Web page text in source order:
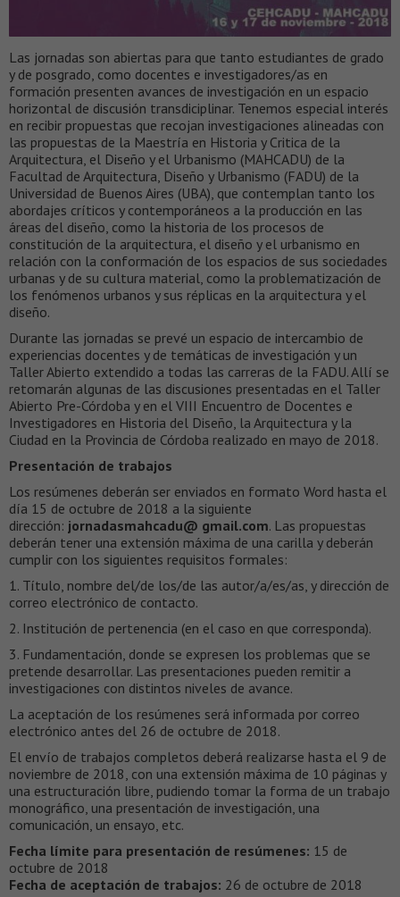
Las jornadas son abiertas para que tanto estudiantes de grado
y de posgrado, como docentes e investigadores/as en
formación presenten avances de investigación en un espacio
horizontal de discusión transdiciplinar. Tenemos especial interés
en recibir propuestas que recojan investigaciones alineadas con
las propuestas de la Maestría en Historia y Critica de la
Arquitectura, el Diseño y el Urbanismo (MAHCADU) de la
Facultad de Arquitectura, Diseño y Urbanismo (FADU) de la
Universidad de Buenos Aires (UBA), que contemplan tanto los
abordajes críticos y contemporáneos a la producción en las
áreas del diseño, como la historia de los procesos de
constitución de la arquitectura, el diseño y el urbanismo en
relación con la conformación de los espacios de sus sociedades
urbanas y de su cultura material, como la problematización de
los fenómenos urbanos y sus réplicas en la arquitectura y el
diseño.
Durante las jornadas se prevé un espacio de intercambio de
experiencias docentes y de temáticas de investigación y un
Taller Abierto extendido a todas las carreras de la FADU. Allí se
retomarán algunas de las discusiones presentadas en el Taller
Abierto Pre-Córdoba y en el VIII Encuentro de Docentes e
Investigadores en Historia del Diseño, la Arquitectura y la
Ciudad en la Provincia de Córdoba realizado en mayo de 2018.
Presentación de trabajos
Los resúmenes deberán ser enviados en formato Word hasta el
día 15 de octubre de 2018 a la siguiente
dirección: jornadasmahcadu@ gmail.com. Las propuestas
deberán tener una extensión máxima de una carilla y deberán
cumplir con los siguientes requisitos formales:
1. Título, nombre del/de los/de las autor/a/es/as, y dirección de
correo electrónico de contacto.
2. Institución de pertenencia (en el caso en que corresponda).
3. Fundamentación, donde se expresen los problemas que se
pretende desarrollar. Las presentaciones pueden remitir a
investigaciones con distintos niveles de avance.
La aceptación de los resúmenes será informada por correo
electrónico antes del 26 de octubre de 2018.
El envío de trabajos completos deberá realizarse hasta el 9 de
noviembre de 2018, con una extensión máxima de 10 páginas y
una estructuración libre, pudiendo tomar la forma de un trabajo
monográfico, una presentación de investigación, una
comunicación, un ensayo, etc.
Fecha límite para presentación de resúmenes: 15 de
octubre de 2018
Fecha de aceptación de trabajos: 26 de octubre de 2018